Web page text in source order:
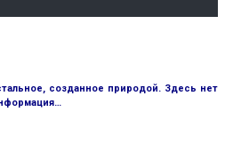
созданное природой. Здесь нет